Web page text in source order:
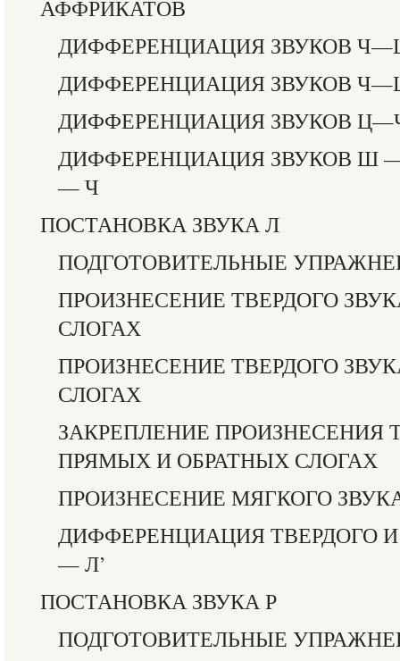
АФФРИКАТОВ
ДИФФЕРЕНЦИАЦИЯ ЗВУКОВ
ДИФФЕРЕНЦИАЦИЯ ЗВУКОВ
ДИФФЕРЕНЦИАЦИЯ ЗВУКОВ
ДИФФЕРЕНЦИАЦИЯ ЗВУКОВ
— Ч
ПОСТАНОВКА ЗВУКА Л
ПОДГОТОВИТЕЛЬНЫЕ
ПРОИЗНЕСЕНИЕ ТВЕРДОГО
СЛОГАХ
ПРОИЗНЕСЕНИЕ ТВЕРДОГО
СЛОГАХ
ЗАКРЕПЛЕНИЕ ПРОИЗНЕСЕНИЯ
ПРЯМЫХ И ОБРАТНЫХ СЛОГАХ
ПРОИЗНЕСЕНИЕ МЯГКОГО
ДИФФЕРЕНЦИАЦИЯ ТВЕРДОГО
— Л’
ПОСТАНОВКА ЗВУКА Р
ПОДГОТОВИТЕЛЬНЫЕ